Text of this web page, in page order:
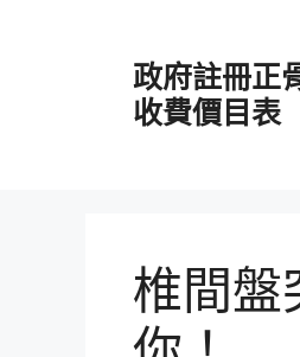
政府註冊正
收費價目表
椎間盤